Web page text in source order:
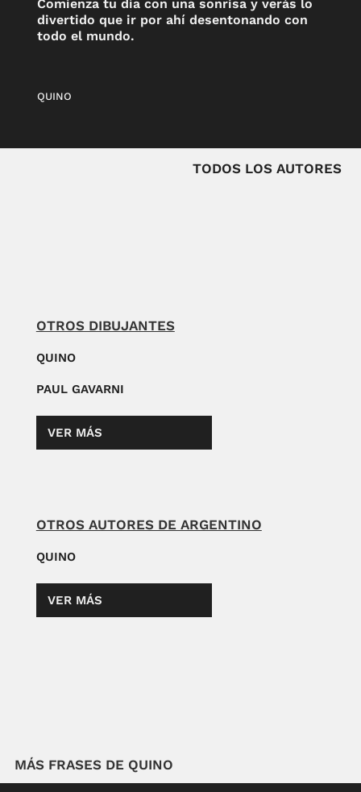
Comienza tu día con una sonrisa y verás lo
divertido que ir por ahí desentonando con
todo el mundo.
QUINO
TODOS LOS AUTORES
OTROS DIBUJANTES
QUINO
PAUL GAVARNI
VER MÁS
OTROS AUTORES DE ARGENTINO
QUINO
VER MÁS
MÁS FRASES DE QUINO